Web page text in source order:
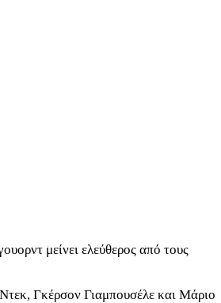
μείνει ελεύθερος από τους
Γκέρσον Γιαμπουσέλε και Μάριο